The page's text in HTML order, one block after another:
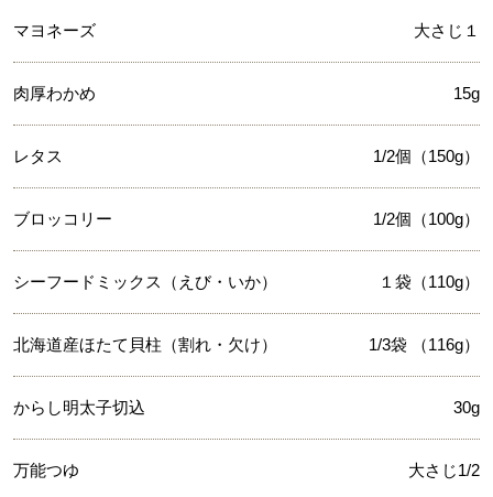
マヨネーズ 大さじ１
肉厚わかめ 15g
レタス 1/2個（150g）
ブロッコリー 1/2個（100g）
シーフードミックス（えび・いか） １袋（110g）
北海道産ほたて貝柱（割れ・欠け） 1/3袋 （116g）
からし明太子切込 30g
万能つゆ 大さじ1/2